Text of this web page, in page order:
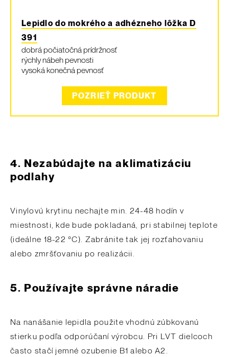
Lepidlo do mokrého a adhézneho lôžka D
391
dobrá počiatočná prídržnosť
rýchly nábeh pevnosti
vysoká konečná pevnosť
POZRIEŤ PRODUKT
4. Nezabúdajte na aklimatizáciu
podlahy
Vinylovú krytinu nechajte min. 24-48 hodín v
miestnosti, kde bude pokladaná, pri stabilnej teplote
(ideálne 18-22 °C). Zabránite tak jej rozťahovaniu
alebo zmršťovaniu po realizácii.
5. Používajte správne náradie
Na nanášanie lepidla použite vhodnú zúbkovanú
stierku podľa odporúčaní výrobcu. Pri LVT dielcoch
často stačí jemné ozubenie B1 alebo A2.